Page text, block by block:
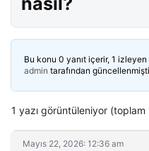
Bu konu 0 yanıt içerir, 1 izleyen
admin tarafından
1 yazı görüntüleniyor (toplam
Mayıs 22, 2026: 12:36 am